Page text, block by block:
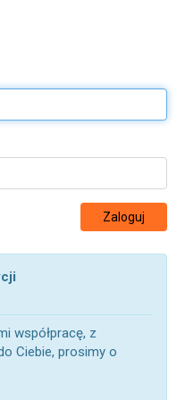
Zaloguj
współpracę, z
Ciebie, prosimy o